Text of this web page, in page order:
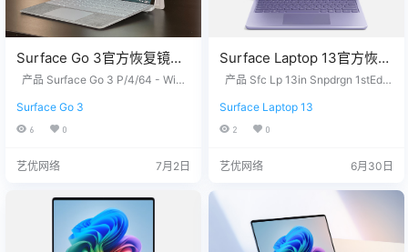
Surface Go 3官方恢复镜像
25H2版本
026.407.11949418.zip网盘
下载
产品 Surface Go 3 P/4/64 - Wind
5H2 没有找到您需要的文件？ 请联
系我们，提供您设备上的12位产品
7650007 站长推荐 1. 购买之前请
任何问题请联系我们，服…
Surface Go 3
6 0
艺优网络 7月2日
Surface Laptop 13官方恢复
镜像24H2版本
thSnapdragon_BMR_12010
_2026.127.11629989.zip网
产品 Sfc Lp 13in Snpdrgn 1stEd
ion 25H2 没有找到您需要的文件？
请联系我们，提供您设备上的12位
87650007 站长推荐 1. 购买之前请
Surface Laptop 13
2 0
艺优网络 6月30日